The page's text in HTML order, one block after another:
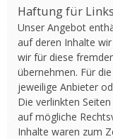
Haftung für Links
Unser Angebot
auf deren Inhalte
wir für diese
übernehmen. Für
jeweilige Anbieter
Die verlinkten
auf mögliche
Inhalte waren zum